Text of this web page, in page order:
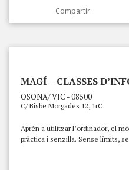
Compartir
MAGÍ – CLASSES
OSONA/ VIC - 08500
C/ Bisbe Morgades 12, 1rC
Aprèn a utilitzar l’ordinador, el
pràctica i senzilla. Sense límits,